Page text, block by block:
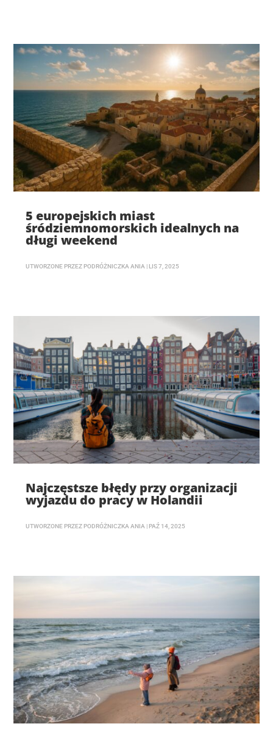
5 europejskich miast
śródziemnomorskich idealnych na
długi weekend
UTWORZONE PRZEZ PODRÓŻNICZKA ANIA | LIS 7, 2025
Najczęstsze błędy przy organizacji
wyjazdu do pracy w Holandii
UTWORZONE PRZEZ PODRÓŻNICZKA ANIA | PAŹ 14, 2025